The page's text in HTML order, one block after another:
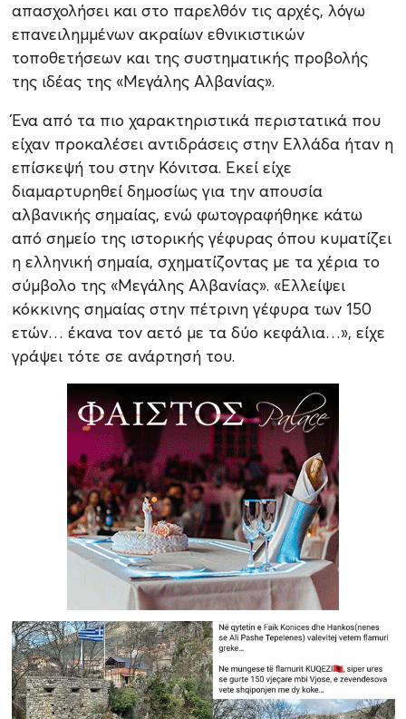
απασχολήσει και στο παρελθόν τις αρχές, λόγω
επανειλημμένων ακραίων εθνικιστικών
τοποθετήσεων και της συστηματικής προβολής
της ιδέας της «Μεγάλης Αλβανίας».
Ένα από τα πιο χαρακτηριστικά περιστατικά που
είχαν προκαλέσει αντιδράσεις στην Ελλάδα ήταν η
επίσκεψή του στην Κόνιτσα. Εκεί είχε
διαμαρτυρηθεί δημοσίως για την απουσία
αλβανικής σημαίας, ενώ φωτογραφήθηκε κάτω
από σημείο της ιστορικής γέφυρας όπου κυματίζει
η ελληνική σημαία, σχηματίζοντας με τα χέρια το
σύμβολο της «Μεγάλης Αλβανίας». «Ελλείψει
κόκκινης σημαίας στην πέτρινη γέφυρα των 150
ετών… έκανα τον αετό με τα δύο κεφάλια…», είχε
γράψει τότε σε ανάρτησή του.